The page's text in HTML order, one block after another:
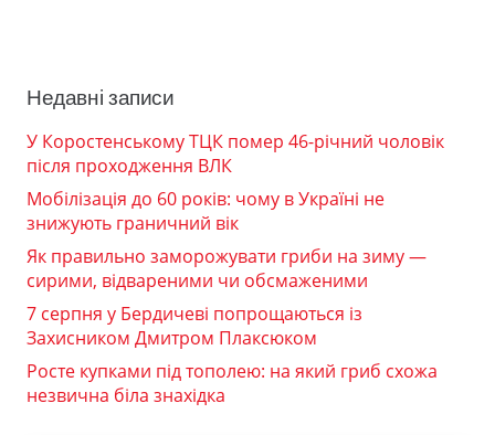
Недавні записи
У Коростенському ТЦК помер 46-річний чоловік
після проходження ВЛК
Мобілізація до 60 років: чому в Україні не
знижують граничний вік
Як правильно заморожувати гриби на зиму —
сирими, відвареними чи обсмаженими
7 серпня у Бердичеві попрощаються із
Захисником Дмитром Плаксюком
Росте купками під тополею: на який гриб схожа
незвична біла знахідка